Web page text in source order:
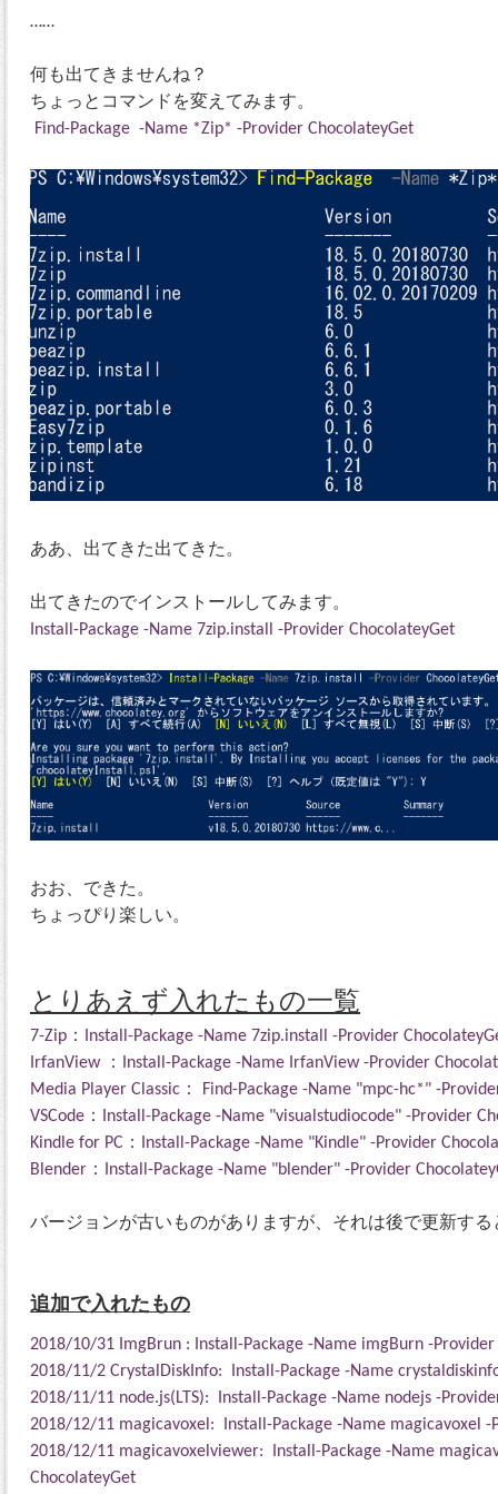
……
何も出てきませんね？
ちょっとコマンドを変えてみます。
Find-Package -Name *Zip* -Provider ChocolateyGet
ああ、出てきた出てきた。
出てきたのでインストールしてみます。
Install-Package -Name 7zip.install -Provider ChocolateyGet
おお、できた。
ちょっぴり楽しい。
とりあえず入れたもの一覧
7-Zip：Install-Package -Name 7zip.install -Provider
IrfanView ：Install-Package -Name IrfanView -Provider
Media Player Classic： Find-Package -Name "mpc-hc*" -
VSCode：Install-Package -Name "visualstudiocode" -Provider
Kindle for PC：Install-Package -Name "Kindle" -Provider
Blender：Install-Package -Name "blender" -Provider
バージョンが古いものがありますが、それは後で更新する
追加で入れたもの
2018/10/31 ImgBrun : Install-Package -Name imgBurn -Provider
2018/11/2 CrystalDiskInfo: Install-Package -Name
2018/11/11 node.js(LTS): Install-Package -Name nodejs -
2018/12/11 magicavoxel: Install-Package -Name magicavoxel -
2018/12/11 magicavoxelviewer: Install-Package -Name
ChocolateyGet